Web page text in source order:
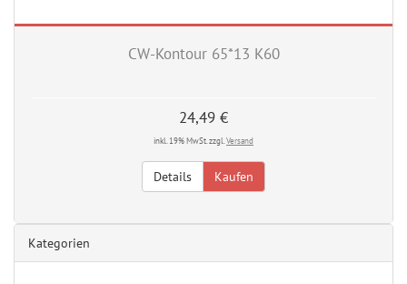
CW-Kontour 65*13 K60
24,49 €
inkl. 19% MwSt. zzgl. Versand
Details Kaufen
Kategorien